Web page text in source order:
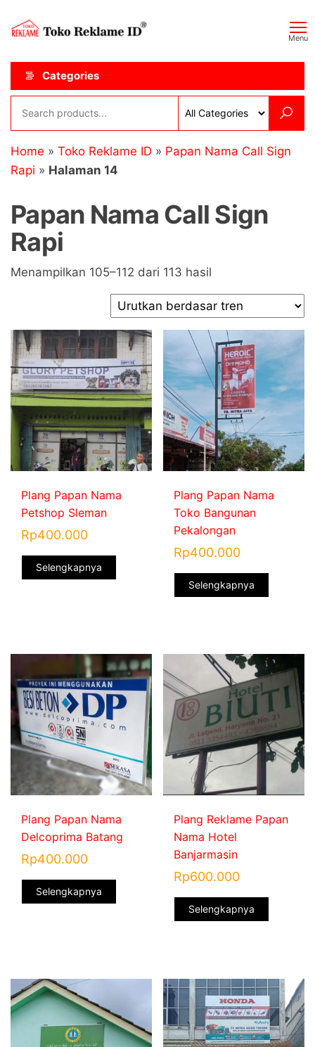
content
ID
Menu
Categories
Home » Toko Reklame ID » Papan Nama Call Sign
Rapi » Halaman 14
Papan Nama Call Sign
Rapi
Menampilkan 105–112 dari 113 hasil
popularitas
Plang Papan Nama
Petshop Sleman
Rp400.000
Selengkapnya
Plang Papan Nama
Toko Bangunan
Pekalongan
Rp400.000
Selengkapnya
Plang Papan Nama
Delcoprima Batang
Rp400.000
Selengkapnya
Plang Reklame Papan
Nama Hotel
Banjarmasin
Rp600.000
Selengkapnya